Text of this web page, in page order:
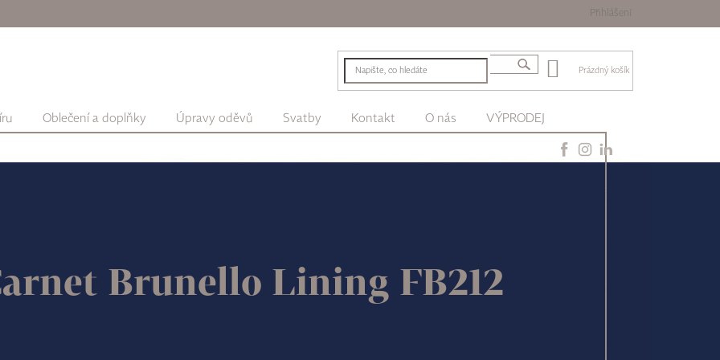
Přihlášení
Prázdný košík
Oblečení a doplňky Úpravy oděvů Svatby Kontakt O nás VÝPRODEJ
Brunello Lining FB212